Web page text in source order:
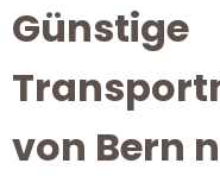
Günstige
von Bern